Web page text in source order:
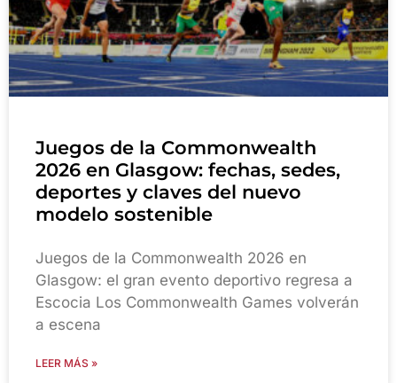
Juegos de la Commonwealth
2026 en Glasgow: fechas, sedes,
deportes y claves del nuevo
modelo sostenible
Juegos de la Commonwealth 2026 en
Glasgow: el gran evento deportivo regresa a
Escocia Los Commonwealth Games volverán
a escena
LEER MÁS »